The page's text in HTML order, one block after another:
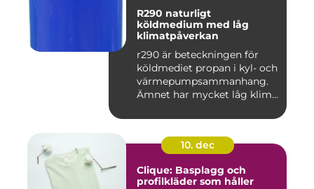
R290 naturligt
köldmedium med låg
klimatpåverkan
r290 är beteckningen för
köldmediet propan i kyl- och
värmepumpsammanhang.
Ämnet har mycket låg klim...
10. dec
Clique: Basplagg och
profilkläder som håller